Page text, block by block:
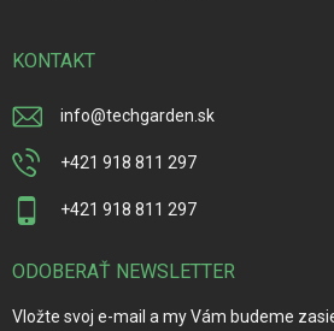
KONTAKT
info@techgarden.sk
+421 918 811 297
+421 918 811 297
ODOBERAŤ NEWSLETTER
Vložte svoj e-mail a my Vám budeme